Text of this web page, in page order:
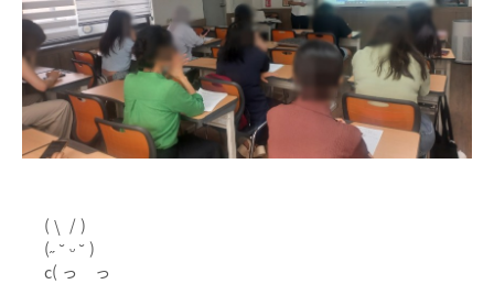
( \ / )
(˶ ˘ ᵕ ˘ )
c( っ っ